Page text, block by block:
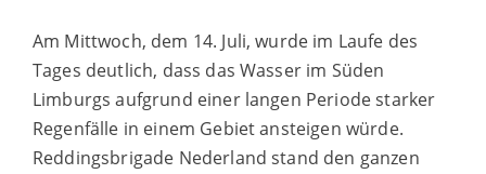
Am Mittwoch, dem 14. Juli, wurde im Laufe des
Tages deutlich, dass das Wasser im Süden
Limburgs aufgrund einer langen Periode starker
Regenfälle in einem Gebiet ansteigen würde.
Reddingsbrigade Nederland stand den ganzen